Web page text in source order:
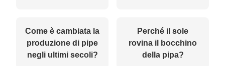
Come è cambiata la
produzione di pipe
negli ultimi secoli?
Perché il sole
rovina il bocchino
della pipa?